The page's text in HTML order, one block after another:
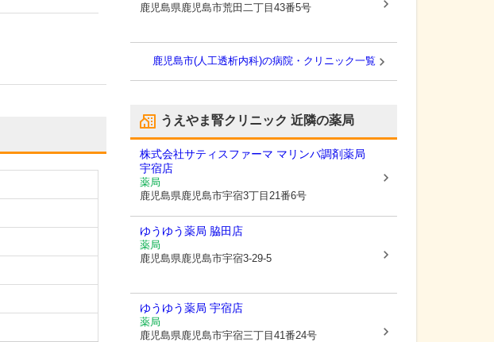
鹿児島県鹿児島市荒田二丁目43番5号
鹿児島市(人工透析内科)の病院・クリニック一覧
うえやま腎クリニック 近隣の薬局
株式会社サティスファーマ マリンバ調剤薬局
宇宿店
薬局
鹿児島県鹿児島市宇宿3丁目21番6号
ゆうゆう薬局 脇田店
薬局
鹿児島県鹿児島市宇宿3-29-5
ゆうゆう薬局 宇宿店
薬局
鹿児島県鹿児島市宇宿三丁目41番24号